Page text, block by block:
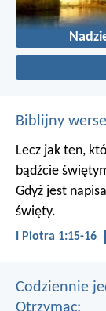
Biblijny
Lecz jak ten,
bądźcie
Gdyż jest
święty.
I Piotra 1:15-16
Codziennie